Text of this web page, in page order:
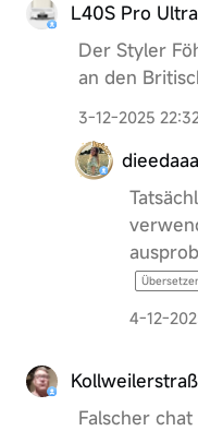
L40S Pro
Der Styler
an den
3-12-2025
dieedaaa
4-12-
Falscher chat